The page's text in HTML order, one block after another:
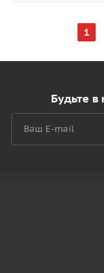
1
Будьте в